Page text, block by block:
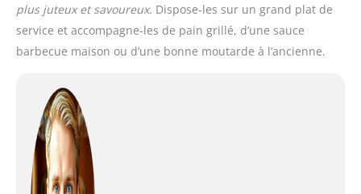
plus juteux et savoureux. Dispose-les sur un grand plat de
service et accompagne-les de pain grillé, d’une sauce
barbecue maison ou d’une bonne moutarde à l’ancienne.